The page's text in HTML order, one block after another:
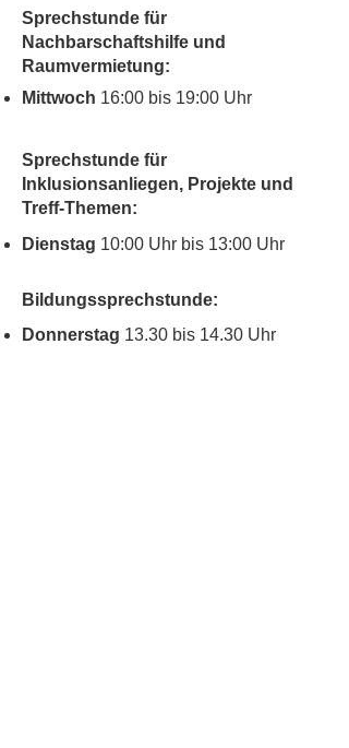
Sprechstunde für
Nachbarschaftshilfe und
Raumvermietung:
Mittwoch 16:00 bis 19:00 Uhr
Sprechstunde für
Inklusionsanliegen, Projekte und
Treff-Themen:
Dienstag 10:00 Uhr bis 13:00 Uhr
Bildungssprechstunde:
Donnerstag 13.30 bis 14.30 Uhr